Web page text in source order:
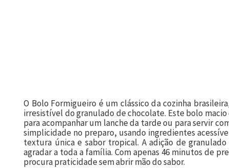
O Bolo Formigueiro é um clássico da cozinha
irresistível do granulado de chocolate. Este bolo
para acompanhar um lanche da tarde ou para servir
simplicidade no preparo, usando ingredientes
textura única e sabor tropical. A adição de
agradar a toda a família. Com apenas 46 minutos de
procura praticidade sem abrir mão do sabor.